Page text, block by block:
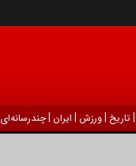
|تاریخ |ورزش | ايران |چندرسانه‌ای